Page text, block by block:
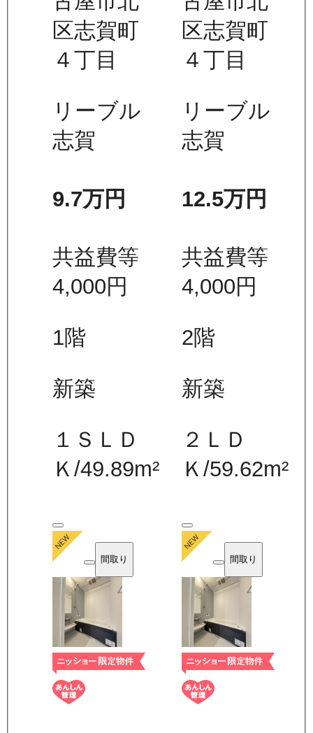
区志賀町
４丁目
リーブル
志賀
9.7万円
共益費等
4,000円
1階
新築
１ＳＬＤ
Ｋ/49.89m²
区志賀町
４丁目
リーブル
志賀
12.5万円
共益費等
4,000円
2階
新築
２ＬＤ
Ｋ /59.62m²
間取り 間取り